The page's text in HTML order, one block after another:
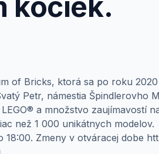
of Bricks, ktorá sa po roku
Petr, námestia Špindlerovho
a množstvo zaujímavostí
než 1 000 unikátnych modelov.
Zmeny v otváracej dobe